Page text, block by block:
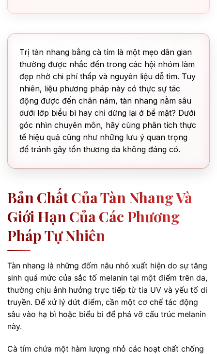
Trị tàn nhang bằng cà tím là một mẹo dân gian
thường được nhắc đến trong các hội nhóm làm
đẹp nhờ chi phí thấp và nguyên liệu dễ tìm. Tuy
nhiên, liệu phương pháp này có thực sự tác
động được đến chân nám, tàn nhang nằm sâu
dưới lớp biểu bì hay chỉ dừng lại ở bề mặt? Dưới
góc nhìn chuyên môn, hãy cùng phân tích thực
tế hiệu quả cũng như những lưu ý quan trọng
để tránh gây tổn thương da không đáng có.
Bản Chất Của Tàn Nhang Và
Giới Hạn Của Các Phương
Pháp Tự Nhiên
Tàn nhang là những đốm nâu nhỏ xuất hiện do sự tăng
sinh quá mức của sắc tố melanin tại một điểm trên da,
thường chịu ảnh hưởng trực tiếp từ tia UV và yếu tố di
truyền. Để xử lý dứt điểm, cần một cơ chế tác động
sâu vào hạ bì hoặc biểu bì để phá vỡ cấu trúc melanin
này.
Cà tím chứa một hàm lượng nhỏ các hoạt chất chống